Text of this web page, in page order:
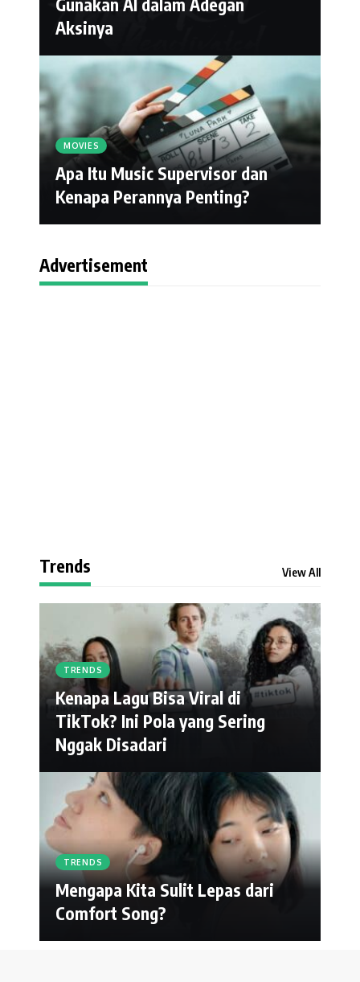
Gunakan AI dalam Adegan
Aksinya
MOVIES
Apa Itu Music Supervisor dan
Kenapa Perannya Penting?
Advertisement
Trends View All
TRENDS
Kenapa Lagu Bisa Viral di
TikTok? Ini Pola yang Sering
Nggak Disadari
TRENDS
Mengapa Kita Sulit Lepas dari
Comfort Song?